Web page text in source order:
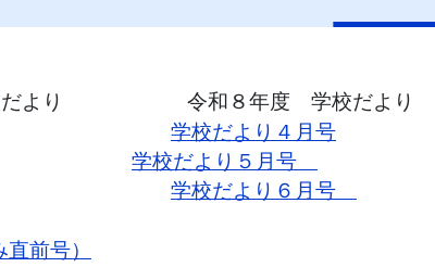
校だより 令和８年度 学校だより
学校だより４月号
学校だより５月号
学校だより６月号
前号）